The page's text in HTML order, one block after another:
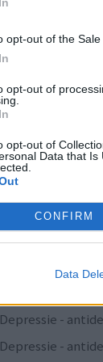
opt-out of the Sale
opt-out of
opt-out of
Data that
CONFIRM
Data
een
is dit. Ik
ben
psychische
negatieve
Depressie -
Depressie -